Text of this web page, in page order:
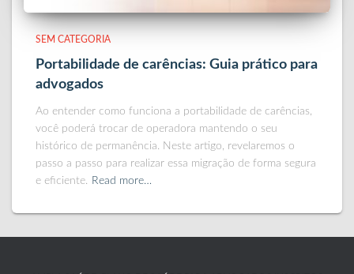
SEM CATEGORIA
Portabilidade de carências: Guia prático para
advogados
Ao entender como funciona a portabilidade de carências,
você poderá trocar de operadora mantendo o seu
histórico de permanência. Neste artigo, revelaremos o
passo a passo para realizar essa migração de forma segura
e eficiente. Read more…